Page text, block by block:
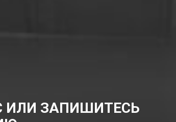
ИЛИ ЗАПИШИТЕСЬ